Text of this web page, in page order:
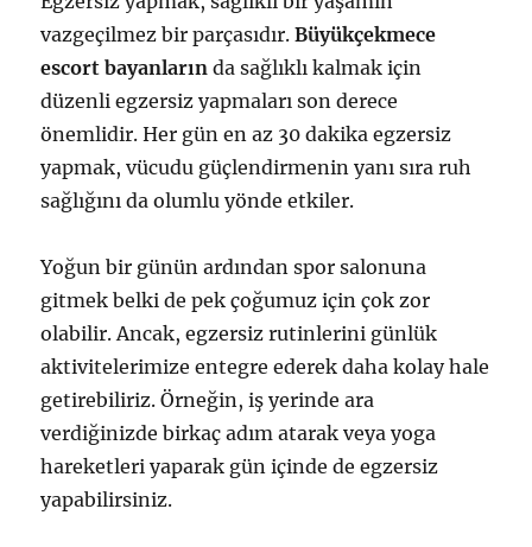
vazgeçilmez bir parçasıdır.Büyükçekmece
escort bayanların da sağlıklı kalmak için
düzenli egzersiz yapmaları son derece
önemlidir. Her gün en az 30 dakika egzersiz
yapmak, vücudu güçlendirmenin yanı sıra ruh
sağlığını da olumlu yönde etkiler.
Yoğun bir günün ardından spor salonuna
gitmek belki de pek çoğumuz için çok zor
olabilir. Ancak, egzersiz rutinlerini günlük
aktivitelerimize entegre ederek daha kolay hale
getirebiliriz. Örneğin, iş yerinde ara
verdiğinizde birkaç adım atarak veya yoga
hareketleri yaparak gün içinde de egzersiz
yapabilirsiniz.